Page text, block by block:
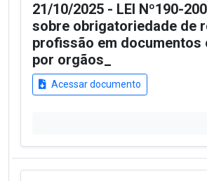
21/10/2025 - LEI Nº190-
sobre obrigatoriedade de
profissão em documentos
por orgãos_
Acessar documento